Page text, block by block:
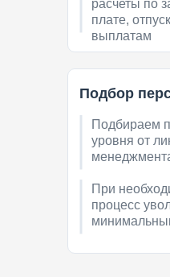
расчеты по
плате,
выплатам
Формируем
отправляем
Подбор
При
процесс
Подбираем
уровня от